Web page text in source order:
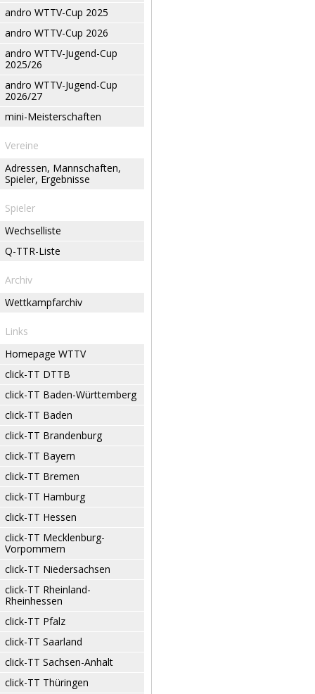
andro WTTV-Cup 2025
andro WTTV-Cup 2026
andro WTTV-Jugend-Cup
2025/26
andro WTTV-Jugend-Cup
2026/27
mini-Meisterschaften
Vereine
Adressen, Mannschaften,
Spieler, Ergebnisse
Spieler
Wechselliste
Q-TTR-Liste
Archiv
Wettkampfarchiv
Links
Homepage WTTV
click-TT DTTB
click-TT Baden-Württemberg
click-TT Baden
click-TT Brandenburg
click-TT Bayern
click-TT Bremen
click-TT Hamburg
click-TT Hessen
click-TT Mecklenburg-
Vorpommern
click-TT Niedersachsen
click-TT Rheinland-
Rheinhessen
click-TT Pfalz
click-TT Saarland
click-TT Sachsen-Anhalt
click-TT Thüringen